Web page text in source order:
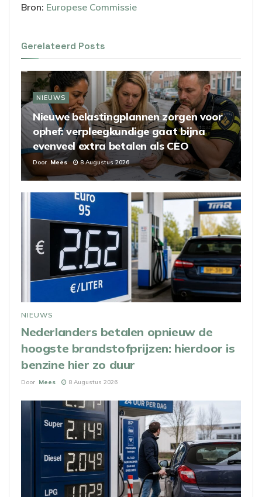
Bron: Europese Commissie
Gerelateerd Posts
NIEUWS
Nieuwe belastingplannen zorgen voor
ophef: verpleegkundige gaat bijna
evenveel extra betalen als CEO
Door Mees 8 Augustus 2026
NIEUWS
Nederlanders betalen opnieuw de
hoogste brandstofprijzen: hierdoor is
benzine hier zo duur
Door Mees 8 Augustus 2026